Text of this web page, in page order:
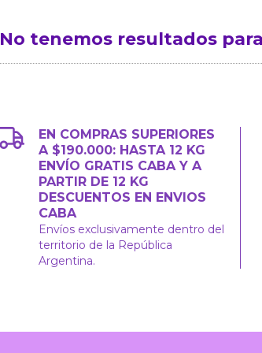
No tenemos resultados
EN COMPRAS SUPERIORES
A $190.000: HASTA 12 KG
ENVÍO GRATIS CABA Y A
PARTIR DE 12 KG
DESCUENTOS EN ENVIOS
CABA
Envíos exclusivamente dentro del
territorio de la República
Argentina.